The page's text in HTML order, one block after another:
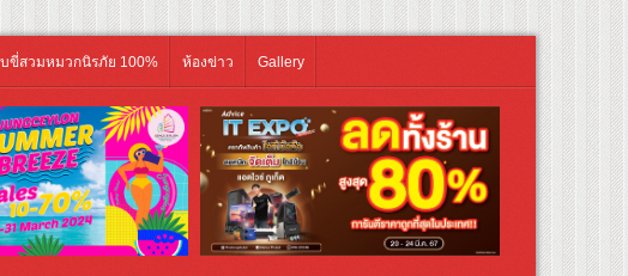
ขี่สวมหมวกนิรภัย 100% ห้องข่าว Gallery